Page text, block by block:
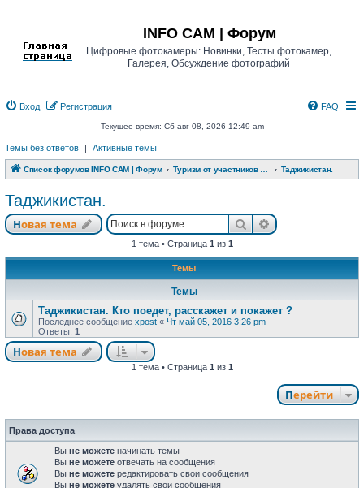
INFO CAM | Форум
Цифровые фотокамеры: Новинки, Тесты фотокамер,
Галерея, Обсуждение фотографий
Вход Регистрация FAQ
Текущее время: Сб авг 08, 2026 12:49 am
Темы без ответов | Активные темы
Список форумов INFO CAM | Форум Таджикистан.
Таджикистан.
Новая тема
Новаятема ПоискРасширенный
1 тема • Страница 1 из 1
Темы
Темы
Таджикистан. Кто поедет, расскажет и покажет ?
Последнее сообщение xpost « Чт май 05, 2016 3:26 pm
Ответы: 1
Новая тема
Новаятема
1 тема • Страница 1 из 1
Перейти
Права доступа
Вы не можете начинать темы
Вы не можете отвечать на сообщения
Вы не можете редактировать свои сообщения
Вы не можете удалять свои сообщения